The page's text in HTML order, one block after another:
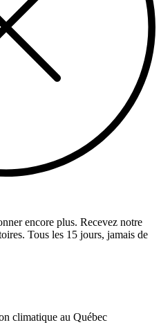
encore plus. Recevez notre
Tous les 15 jours, jamais de